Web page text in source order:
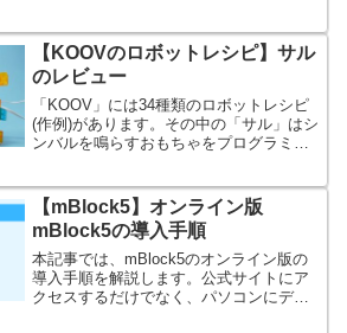
【KOOVのロボットレシピ】サル
のレビュー
「KOOV」には34種類のロボットレシピ
(作例)があります。その中の「サル」はシ
ンバルを鳴らすおもちゃをプログラミン
【mBlock5】オンライン版
mBlock5の導入手順
本記事では、mBlock5のオンライン版の
導入手順を解説します。公式サイトにア
クセスするだけでなく、パソコンにデバ